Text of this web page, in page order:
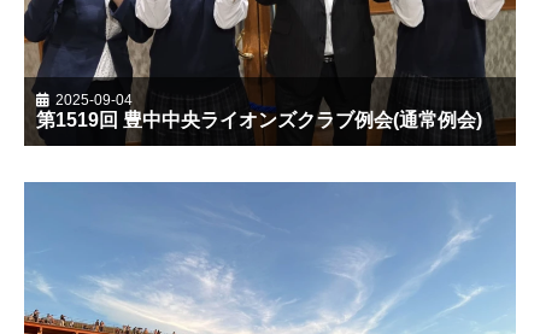
2025-09-04
第1519回 豊中中央ライオンズクラブ例会(通常例会)